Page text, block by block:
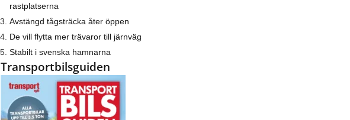
rastplatserna
Avstängd tågsträcka åter öppen
De vill flytta mer trävaror till järnväg
Stabilt i svenska hamnarna
Transportbilsguiden